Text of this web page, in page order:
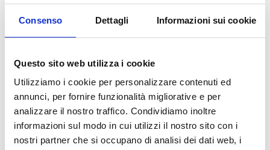
Consenso Dettagli Informazioni sui cookie
Questo sito web utilizza i cookie
Utilizziamo i cookie per personalizzare contenuti ed
annunci, per fornire funzionalità migliorative e per
analizzare il nostro traffico. Condividiamo inoltre
informazioni sul modo in cui utilizzi il nostro sito con i
nostri partner che si occupano di analisi dei dati web, i
unità di personale …
LEGGI
01 Settembre 2025
Elenco di professionisti